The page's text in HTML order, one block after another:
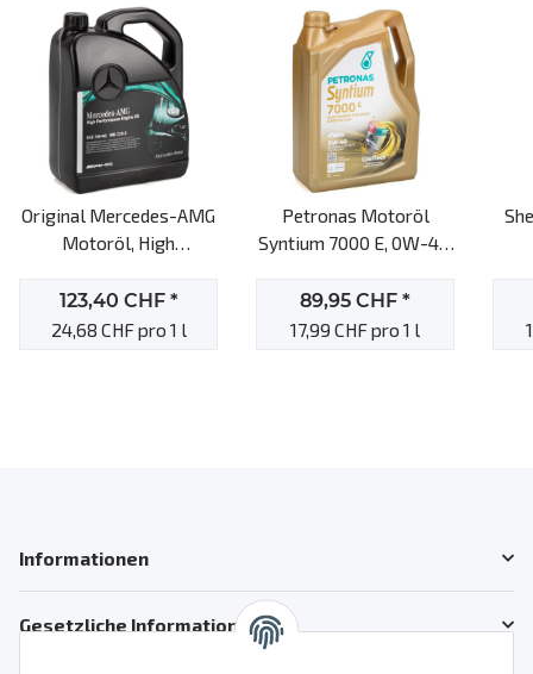
Original Mercedes-AMG
Motoröl, High
40, 5l Motoröl
123,40 CHF *
24,68 CHF pro 1 l
Petronas Motoröl
Syntium 7000 E, 0W-40,
89,95 CHF *
17,99 CHF pro 1 l
Informationen
Gesetzliche Informationen